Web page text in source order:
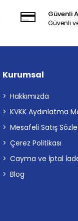
Güvenli
Güvenli
Kurumsal
Hakkımızda
KVKK Aydınlatma
Mesafeli Satış
Çerez Politikası
Cayma ve İptal
Blog